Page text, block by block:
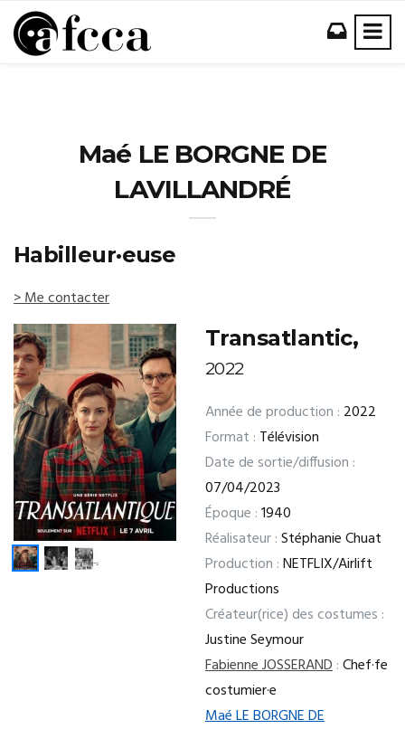
Maé LE BORGNE DE
LAVILLANDRÉ
Habilleur·euse
> Me contacter
Transatlantic,
2022
Année de production : 2022
Format : Télévision
Date de sortie/diffusion :
07/04/2023
Époque :1940
Réalisateur :Stéphanie Chuat
Production :NETFLIX/Airlift
Productions
Créateur(rice) des costumes :
Justine Seymour
Fabienne JOSSERAND:Chef·fe
costumier·e
Maé LE BORGNE DE